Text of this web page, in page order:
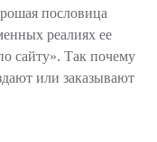
пословица
реалиях ее
сайту». Так почему
или заказывают